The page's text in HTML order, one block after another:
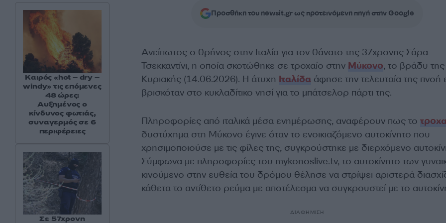
Προσθήκη του newsit.gr ως προτεινόμενη πηγή στην Google
Ανείπωτος ο θρήνος στην Ιταλία για τον θάνατο της 37χρονης Σάρα
Τσεκκαντίνι, η οποία σκοτώθηκε σε τροχαίο στην Μύκονο, το βράδυ της
Κυριακής (14.06.2026). Η άτυχη Ιταλίδαάφησε την τελευταία της πνοή
βρισκόταν στο κυκλαδίτικο νησί για το μπάτσελορ πάρτι της.
Πληροφορίες από ιταλικά μέσα ενημέρωσης, αναφέρουν πως το
δυστύχημα στη Μύκονο έγινε όταν το ενοικιαζόμενο αυτοκίνητο που
χρησιμοποιούσε με τις φίλες της, συγκρούστηκε με διερχόμενο
Σύμφωνα με πληροφορίες του mykonoslive.tv, το αυτοκίνητο των
κινούμενο στην ευθεία του δρόμου θέλησε να στρίψει αριστερά
κάθετα το αντίθετο ρεύμα με αποτέλεσμα να συγκρουστεί με το
ΔΙΑΦΗΜΙΣΗ
Καιρός «hot – dry –
windy» τις επόμενες
48 ώρες:
Αυξημένος ο
κίνδυνος φωτιάς,
συναγερμός σε 6
περιφέρειες
Σε 57χρονη